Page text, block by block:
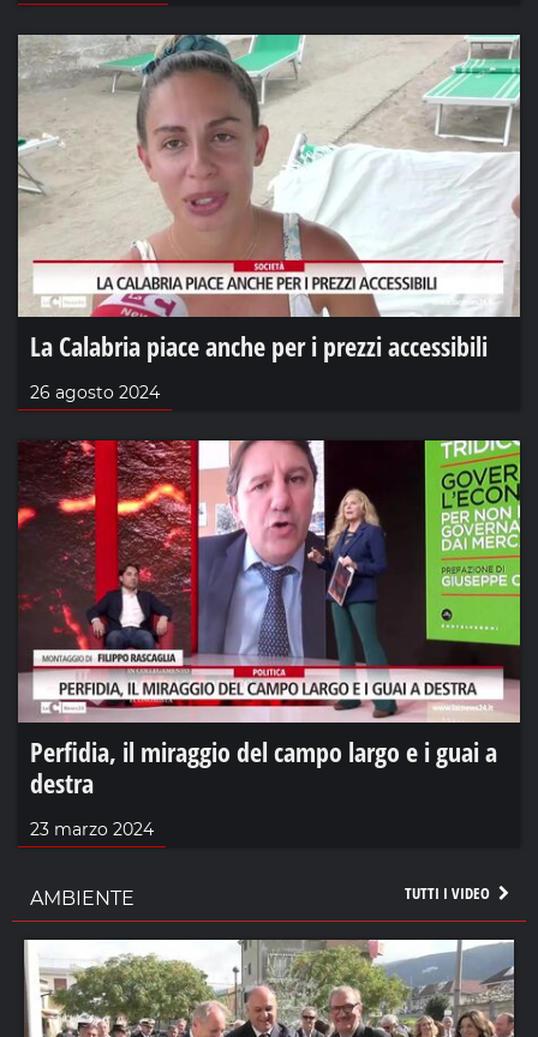
La Calabria piace anche per i prezzi accessibili
26 agosto 2024
Perfidia, il miraggio del campo largo e i guai a
destra
23 marzo 2024
TUTTI I VIDEO
AMBIENTE